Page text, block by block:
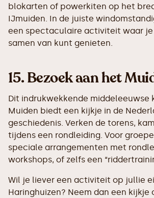
blokarten of powerkiten op het
IJmuiden. In de juiste
een spectaculaire activiteit waar je
samen van kunt genieten.
15.Bezoek aan het
Dit indrukwekkende middeleeuwse
Muiden biedt een kijkje in de
geschiedenis. Verken de torens,
tijdens een rondleiding. Voor
speciale arrangementen met
workshops, of zelfs een
Wil je liever een activiteit op jullie
Haringhuizen? Neem dan een kijkje